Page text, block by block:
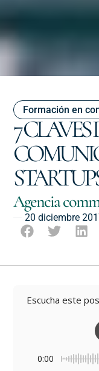
7 CLAVES
Formación en
Agencia
20 diciembre
Escucha este
0:00